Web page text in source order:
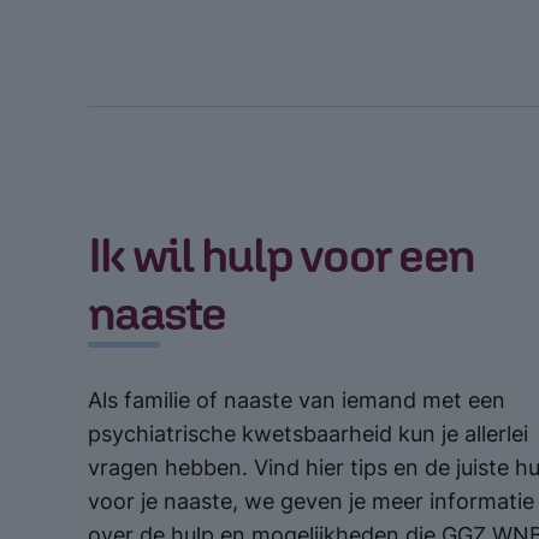
Ik wil hulp voor een
naaste
Als familie of naaste van iemand met een
psychiatrische kwetsbaarheid kun je allerlei
vragen hebben. Vind hier tips en de juiste
voor je naaste, we geven je meer informatie